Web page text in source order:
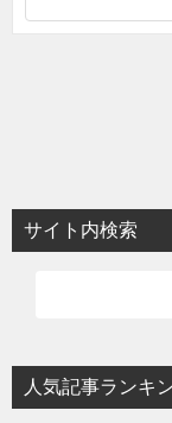
サイト内検索
人気記事ランキ